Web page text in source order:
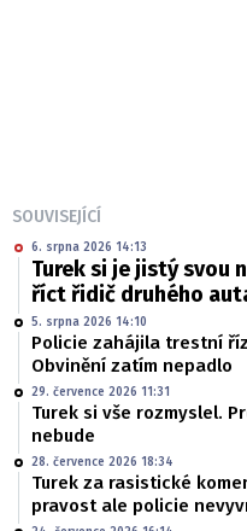
SOUVISEJÍCÍ
6. srpna 2026 14:13
Turek si je jistý svou
říct řidič druhého
5. srpna 2026 14:10
Policie zahájila trestní
Obvinění zatím nepadlo
29. července 2026 11:31
Turek si vše rozmyslel.
nebude
28. července 2026 18:34
Turek za rasistické
pravost ale policie